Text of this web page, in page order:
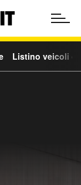
Listino veicoli